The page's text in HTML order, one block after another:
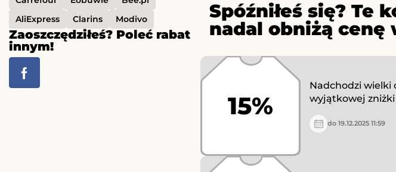
AliExpress
Clarins Modivo
Zaoszczędziłeś? Poleć rabat
innym!
Spóźniłeś się? Te
nadal obniżą cenę
15%
Nadchodzi wielki
wyjątkowej zniżki
do 19.12.2025 11:59